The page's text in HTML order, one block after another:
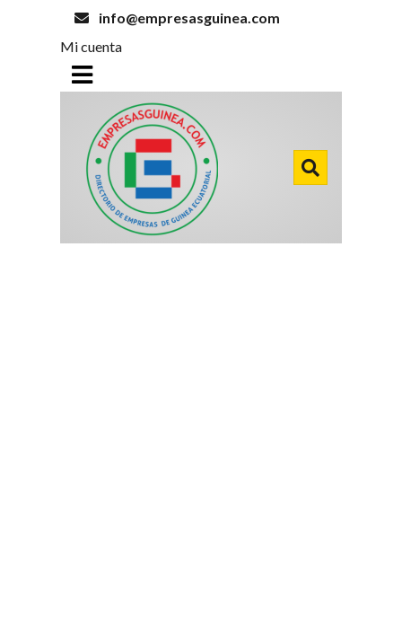
info@empresasguinea.com
Mi cuenta